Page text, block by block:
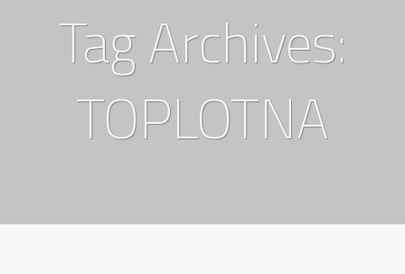
Tag Archives:
TOPLOTNA